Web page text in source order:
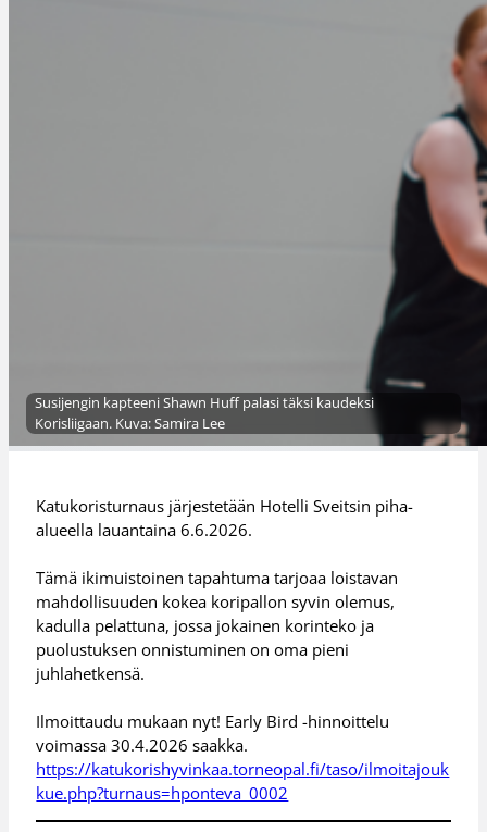
Susijengin kapteeni Shawn Huff palasi täksi kaudeksi
Korisliigaan. Kuva: Samira Lee
Katukoristurnaus järjestetään Hotelli Sveitsin piha-
alueella lauantaina 6.6.2026.
Tämä ikimuistoinen tapahtuma tarjoaa loistavan
mahdollisuuden kokea koripallon syvin olemus,
kadulla pelattuna, jossa jokainen korinteko ja
puolustuksen onnistuminen on oma pieni
juhlahetkensä.
Ilmoittaudu mukaan nyt! Early Bird -hinnoittelu
voimassa 30.4.2026 saakka.
https://katukorishyvinkaa.torneopal.fi/taso/ilmoitajouk
kue.php?turnaus=hponteva_0002